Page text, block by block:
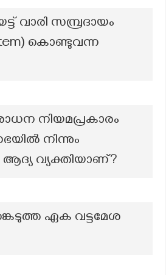
വാരി സമ്പ്രദായം
കൊണ്ടുവന്ന
നിയമപ്രകാരം
നിന്നും
ആദ്യ വ്യക്തിയാണ്?
ഏക വട്ടമേശ